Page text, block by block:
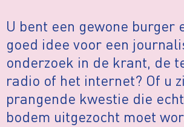
U bent een gewone burger
goed idee voor een
onderzoek in de krant, de
radio of het internet? Of u
prangende kwestie die
bodem uitgezocht moet